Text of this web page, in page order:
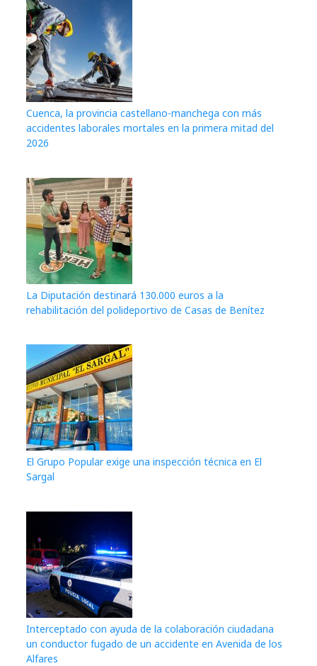
Cuenca, la provincia castellano-manchega con más
accidentes laborales mortales en la primera mitad del
2026
La Diputación destinará 130.000 euros a la
rehabilitación del polideportivo de Casas de Benítez
El Grupo Popular exige una inspección técnica en El
Sargal
Interceptado con ayuda de la colaboración ciudadana
un conductor fugado de un accidente en Avenida de los
Alfares